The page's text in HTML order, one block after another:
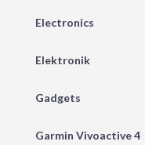
Electronics
Elektronik
Gadgets
Garmin Vivoactive 4